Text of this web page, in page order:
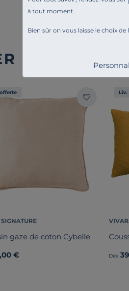
à tout moment.
Bien sûr on vous laisse le choix
gaze de coton Cybelle
€ Dès